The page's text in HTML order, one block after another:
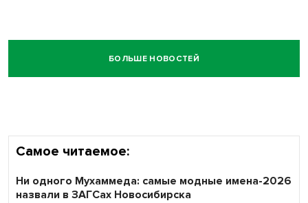
БОЛЬШЕ НОВОСТЕЙ
Самое читаемое:
Ни одного Мухаммеда: самые модные имена-2026
назвали в ЗАГСах Новосибирска